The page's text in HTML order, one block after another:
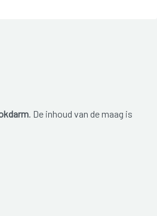
. De inhoud van de maag is